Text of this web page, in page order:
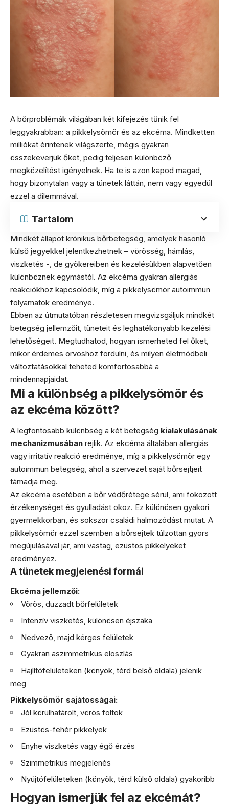
A bőrproblémák világában két kifejezés tűnik fel
leggyakrabban: a pikkelysömör és az ekcéma. Mindketten
milliókat érintenek világszerte, mégis gyakran
összekeverjük őket, pedig teljesen különböző
megközelítést igényelnek. Ha te is azon kapod magad,
hogy bizonytalan vagy a tünetek láttán, nem vagy egyedül
ezzel a dilemmával.
Tartalom
Mindkét állapot krónikus bőrbetegség, amelyek hasonló
külső jegyekkel jelentkezhetnek – vörösség, hámlás,
viszketés -, de gyökereiben és kezelésükben alapvetően
különböznek egymástól. Az ekcéma gyakran allergiás
reakciókhoz kapcsolódik, míg a pikkelysömör autoimmun
folyamatok eredménye.
Ebben az útmutatóban részletesen megvizsgáljuk mindkét
betegség jellemzőit, tüneteit és leghatékonyabb kezelési
lehetőségeit. Megtudhatod, hogyan ismerheted fel őket,
mikor érdemes orvoshoz fordulni, és milyen életmódbeli
változtatásokkal teheted komfortosabbá a
mindennapjaidat.
Mi a különbség a pikkelysömör és
az ekcéma között?
A legfontosabb különbség a két betegség kialakulásának
mechanizmusában rejlik. Az ekcéma általában allergiás
vagy irritatív reakció eredménye, míg a pikkelysömör egy
autoimmun betegség, ahol a szervezet saját bőrsejtjeit
támadja meg.
Az ekcéma esetében a bőr védőrétege sérül, ami fokozott
érzékenységet és gyulladást okoz. Ez különösen gyakori
gyermekkorban, és sokszor családi halmozódást mutat. A
pikkelysömör ezzel szemben a bőrsejtek túlzottan gyors
megújulásával jár, ami vastag, ezüstös pikkelyeket
eredményez.
A tünetek megjelenési formái
Ekcéma jellemzői:
Vörös, duzzadt bőrfelületek
Intenzív viszketés, különösen éjszaka
Nedvező, majd kérges felületek
Gyakran aszimmetrikus eloszlás
Hajlítófelületeken (könyök, térd belső oldala) jelenik
meg
Pikkelysömör sajátosságai:
Jól körülhatárolt, vörös foltok
Ezüstös-fehér pikkelyek
Enyhe viszketés vagy égő érzés
Szimmetrikus megjelenés
Nyújtófelületeken (könyök, térd külső oldala) gyakoribb
Hogyan ismerjük fel az ekcémát?